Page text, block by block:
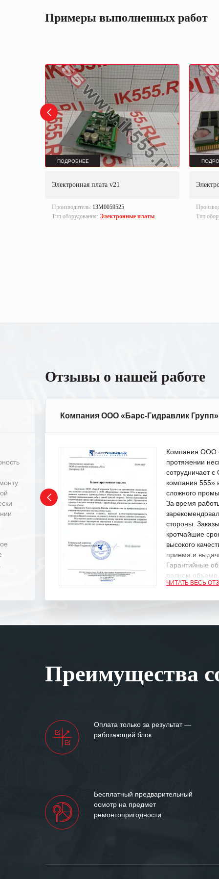
Примеры выполненных работ
ПОДРОБНЕЕ
Электронная плата v21
Производитель: 13M0059525
Тип оборудования: Электронные платы
Тип
Отзывы о нашей работе
Компания ООО «Барс-Гидравлик Групп»
Компания ООО
протяжении
сотрудничает
компания 555»
сложного
За время
стороны.
кротчайшие
высокого
приема и
Гарантийные
полном объеме.
Мы высоко
«555» долгих
ЧИТАТЬ ВЕСЬ
Преимущества
Оплата только за результат —
работающий блок
Бесплатный предварительный
осмотр на предмет
ремонтопригодности